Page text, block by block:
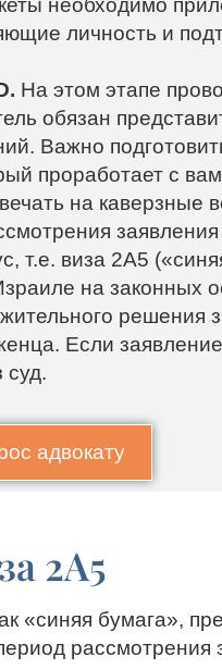
необходимо
личность и
На этом этапе
обязан
Важно
проработает с
на каверзные
т.е. виза 2А5
на законных
решения
Если
суд.
адвокату
2А5
«синяя бумага»,
рассмотрения